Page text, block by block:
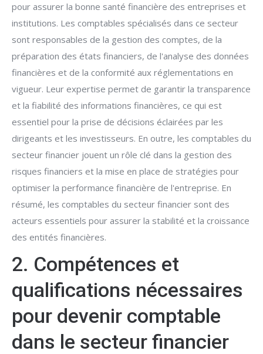
pour assurer la bonne santé financière des entreprises et
institutions. Les comptables spécialisés dans ce secteur
sont responsables de la gestion des comptes, de la
préparation des états financiers, de l'analyse des données
financières et de la conformité aux réglementations en
vigueur. Leur expertise permet de garantir la transparence
et la fiabilité des informations financières, ce qui est
essentiel pour la prise de décisions éclairées par les
dirigeants et les investisseurs. En outre, les comptables du
secteur financier jouent un rôle clé dans la gestion des
risques financiers et la mise en place de stratégies pour
optimiser la performance financière de l'entreprise. En
résumé, les comptables du secteur financier sont des
acteurs essentiels pour assurer la stabilité et la croissance
des entités financières.
2. Compétences et
qualifications nécessaires
pour devenir comptable
dans le secteur financier